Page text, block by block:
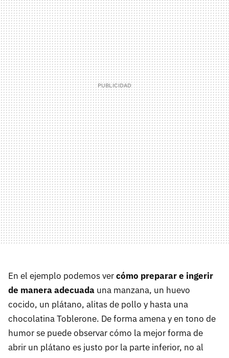
En el ejemplo podemos vercómo preparar e ingerir
de manera adecuada una manzana, un huevo
cocido, un plátano, alitas de pollo y hasta una
chocolatina Toblerone. De forma amena y en tono de
humor se puede observar cómo la mejor forma de
abrir un plátano es justo por la parte inferior, no al